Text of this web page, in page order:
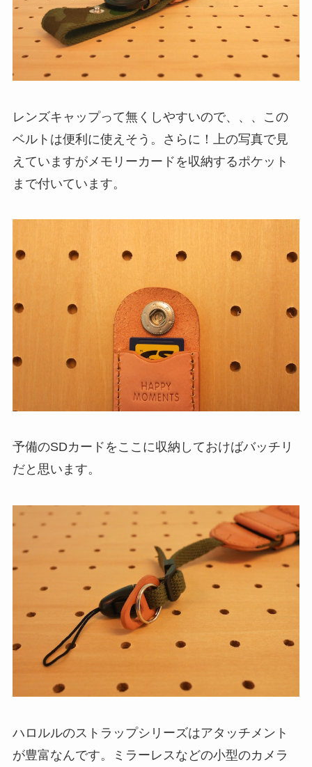
レンズキャップって無くしやすいので、、、この
ベルトは便利に使えそう。さらに！上の写真で見
えていますがメモリーカードを収納するポケット
まで付いています。
予備のSDカードをここに収納しておけばバッチリ
だと思います。
ハロルルのストラップシリーズはアタッチメント
が豊富なんです。ミラーレスなどの小型のカメラ